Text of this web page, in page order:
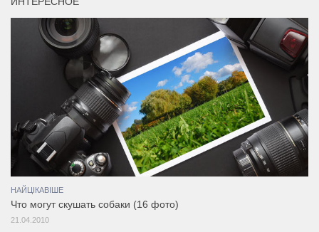
НАЙЦІКАВІШЕ
Что могут скушать собаки (16 фото)
21.04.2010